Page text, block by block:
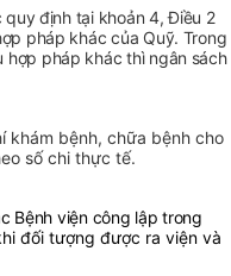
định tại khoản 4, Điều 2
pháp khác của Quỹ. Trong
pháp khác thì ngân sách
khám bệnh, chữa bệnh cho
số chi thực tế.
Bệnh viện công lập trong
đối tượng được ra viện và